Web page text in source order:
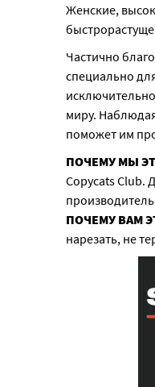
Женские,
Частично
специально
миру.
поможет им
ПОЧЕМУ МЫ
Copycats Club.
ПОЧЕМУ ВАМ
нарезать, не